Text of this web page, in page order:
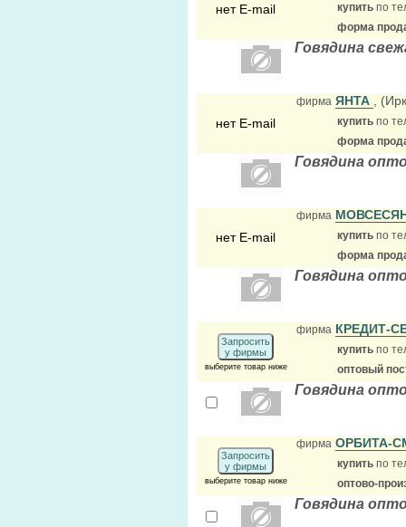
нет E-mail купить по
форма
Говядина
нет E-mail
фирма ЯНТА ,
купить по
форма
Говядина
нет E-mail
фирма
купить по
форма
Говядина
Запросить
у фирмы
выберите товар ниже
фирма КРЕДИТ-
купить по
оптовый
Говядина
Запросить
у фирмы
выберите товар ниже
фирма ОРБИТА-
купить по
оптово-
Говядина